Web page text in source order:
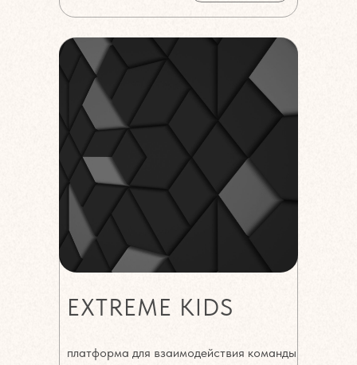
EXTREME KIDS
платформа для взаимодействия команды